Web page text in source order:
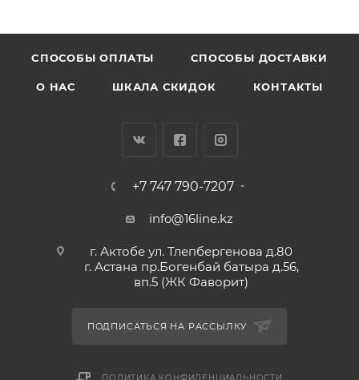
CПОСОБЫ ОПЛАТЫ СПОСОБЫ ДОСТАВКИ
О НАС ШКАЛА СКИДОК КОНТАКТЫ
+7 747 790-7207
info@16line.kz
г. Актобе ул. Тлепбергенова д.80
г. Астана пр.Богенбай батыра д.56,
вп.5 (ЖК Фаворит)
ПОДПИСАТЬСЯ НА РАССЫЛКУ